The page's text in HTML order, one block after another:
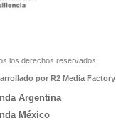
los derechos reservados.
por R2 Media Factory
Argentina
México